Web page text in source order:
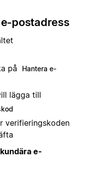
postadress
på
Hantera e-
lägga till
verifieringskoden
e-